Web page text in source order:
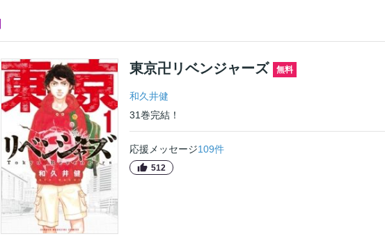
東京卍リベンジャーズ 無料
和久井健
31巻完結！
応援メッセージ109件
512